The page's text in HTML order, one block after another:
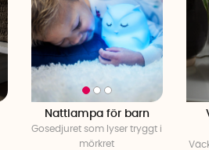
Nattlampa för barn
Gosedjuret som lyser tryggt i
mörkret